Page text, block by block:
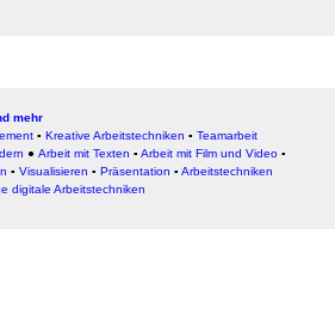
mehr
▪ Kreative Arbeitstechniken ▪ Teamarbeit
● Arbeit mit Texten ▪ Arbeit mit Film und Video ▪
▪ Visualisieren ▪ Präsentation ▪ Arbeitstechniken
digitale Arbeitstechniken